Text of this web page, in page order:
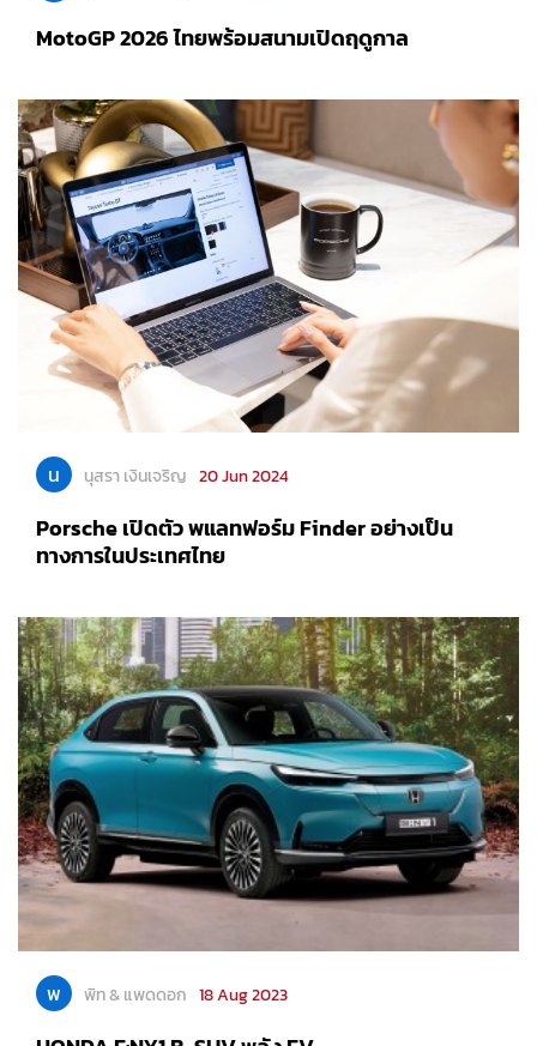
MotoGP 2026 ไทยพร้อมสนามเปิดฤดูกาล
น นุสรา เงินเจริญ 20 Jun 2024
Porsche เปิดตัว พแลทฟอร์ม Finder อย่างเป็น
ทางการในประเทศไทย
พ พิท & แพดดอก 18 Aug 2023